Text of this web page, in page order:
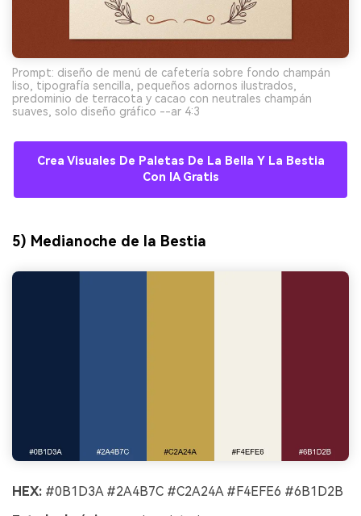
Prompt: diseño de menú de cafetería sobre fondo champán
liso, tipografía sencilla, pequeños adornos ilustrados,
predominio de terracota y cacao con neutrales champán
suaves, solo diseño gráfico --ar 4:3
Crea Visuales De Paletas De La Bella Y La Bestia
Con IA Gratis
5) Medianoche de la Bestia
HEX: #0B1D3A #2A4B7C #C2A24A #F4EFE6 #6B1D2B